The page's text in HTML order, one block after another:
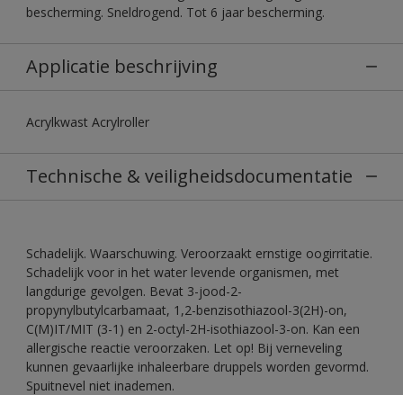
bescherming. Sneldrogend. Tot 6 jaar bescherming.
Applicatie beschrijving
Acrylkwast Acrylroller
Technische & veiligheidsdocumentatie
Schadelijk. Waarschuwing. Veroorzaakt ernstige oogirritatie.
Schadelijk voor in het water levende organismen, met
langdurige gevolgen. Bevat 3-jood-2-
propynylbutylcarbamaat, 1,2-benzisothiazool-3(2H)-on,
C(M)IT/MIT (3-1) en 2-octyl-2H-isothiazool-3-on. Kan een
allergische reactie veroorzaken. Let op! Bij verneveling
kunnen gevaarlijke inhaleerbare druppels worden gevormd.
Spuitnevel niet inademen.